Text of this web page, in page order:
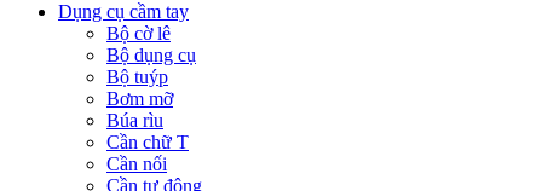
Dụng cụ cầm tay
Bộ cờ lê
Bộ dụng cụ
Bộ tuýp
Bơm mỡ
Búa rìu
Cần chữ T
Cần nối
Cần tự động